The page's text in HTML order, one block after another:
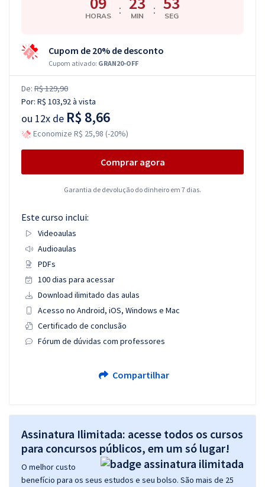
HORAS : MIN : SEG
Cupom de 20% de desconto
Cupom ativado: GRAN20-OFF
De: R$ 129,90
Por: R$ 103,92à vista
ou 12x de R$ 8,66
Economize R$ 25,98 (-20%)
Comprar agora
Garantia de devolução do dinheiro em 7 dias.
Este curso inclui:
Videoaulas
Audioaulas
PDFs
100 dias para acessar
Download ilimitado das aulas
Acesso no Android, iOS, Windows e Mac
Certificado de conclusão
Fórum de dúvidas com professores
Compartilhar
Assinatura Ilimitada: acesse todos os cursos
para concursos públicos, em um só lugar!
O melhor custo
benefício para os seus estudos e seu bolso. São mais de 25